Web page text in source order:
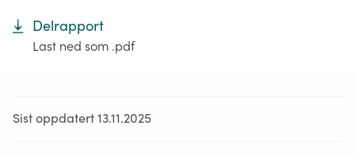
Delrapport
Last ned som .pdf
Sist oppdatert 13.11.2025